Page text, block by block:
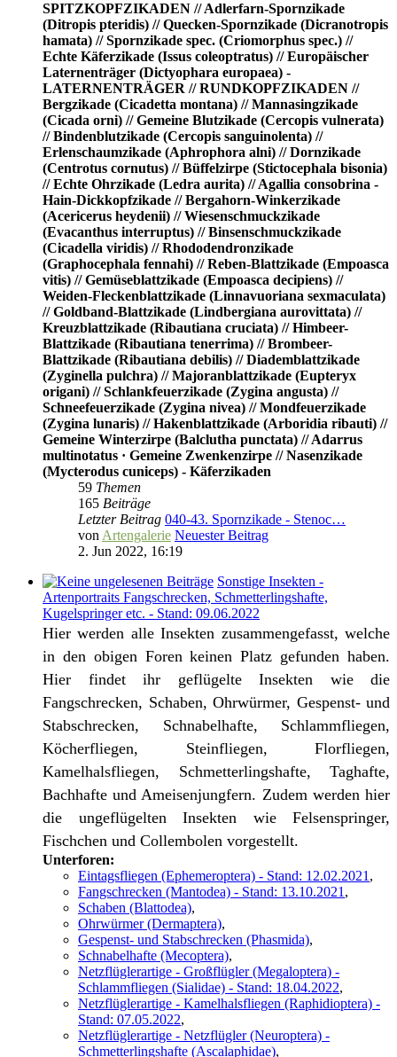
SPITZKOPFZIKADEN // Adlerfarn-Spornzikade
(Ditropis pteridis) // Quecken-Spornzikade (Dicranotropis
hamata) // Spornzikade spec. (Criomorphus spec.) //
Echte Käferzikade (Issus coleoptratus) // Europäischer
Laternenträger (Dictyophara europaea) -
LATERNENTRÄGER // RUNDKOPFZIKADEN //
Bergzikade (Cicadetta montana) // Mannasingzikade
(Cicada orni) // Gemeine Blutzikade (Cercopis vulnerata)
// Bindenblutzikade (Cercopis sanguinolenta) //
Erlenschaumzikade (Aphrophora alni) // Dornzikade
(Centrotus cornutus) // Büffelzirpe (Stictocephala bisonia)
// Echte Ohrzikade (Ledra aurita) // Agallia consobrina -
Hain-Dickkopfzikade // Bergahorn-Winkerzikade
(Acericerus heydenii) // Wiesenschmuckzikade
(Evacanthus interruptus) // Binsenschmuckzikade
(Cicadella viridis) // Rhododendronzikade
(Graphocephala fennahi) // Reben-Blattzikade (Empoasca
vitis) // Gemüseblattzikade (Empoasca decipiens) //
Weiden-Fleckenblattzikade (Linnavuoriana sexmaculata)
// Goldband-Blattzikade (Lindbergiana aurovittata) //
Kreuzblattzikade (Ribautiana cruciata) // Himbeer-
Blattzikade (Ribautiana tenerrima) // Brombeer-
Blattzikade (Ribautiana debilis) // Diademblattzikade
(Zyginella pulchra) // Majoranblattzikade (Eupteryx
origani) // Schlankfeuerzikade (Zygina angusta) //
Schneefeuerzikade (Zygina nivea) // Mondfeuerzikade
(Zygina lunaris) // Hakenblattzikade (Arboridia ribauti) //
Gemeine Winterzirpe (Balclutha punctata) // Adarrus
multinotatus · Gemeine Zwenkenzirpe // Nasenzikade
(Mycterodus cuniceps) - Käferzikaden
59 Themen
165 Beiträge
Letzter Beitrag 040-43. Spornzikade - Stenoc…
von Artengalerie Neuester Beitrag
2. Jun 2022, 16:19
Sonstige Insekten -
Artenportraits Fangschrecken, Schmetterlingshafte,
Kugelspringer etc. - Stand: 09.06.2022
Hier werden alle Insekten zusammengefasst, welche
in den obigen Foren keinen Platz gefunden haben.
Hier findet ihr geflügelte Insekten wie die
Fangschrecken, Schaben, Ohrwürmer, Gespenst- und
Stabschrecken, Schnabelhafte, Schlammfliegen,
Köcherfliegen, Steinfliegen, Florfliegen,
Kamelhalsfliegen, Schmetterlingshafte, Taghafte,
Bachhafte und Ameisenjungfern. Zudem werden hier
die ungeflügelten Insekten wie Felsenspringer,
Fischchen und Collembolen vorgestellt.
Unterforen:
Eintagsfliegen (Ephemeroptera) - Stand: 12.02.2021 ,
Fangschrecken (Mantodea) - Stand: 13.10.2021 ,
Schaben (Blattodea),
Ohrwürmer (Dermaptera),
Gespenst- und Stabschrecken (Phasmida),
Schnabelhafte (Mecoptera),
Netzflüglerartige - Großflügler (Megaloptera) -
Schlammfliegen (Sialidae) - Stand: 18.04.2022,
Netzflüglerartige - Kamelhalsfliegen (Raphidioptera) -
Stand: 07.05.2022,
Netzflüglerartige - Netzflügler (Neuroptera) -
Schmetterlingshafte (Ascalaphidae),